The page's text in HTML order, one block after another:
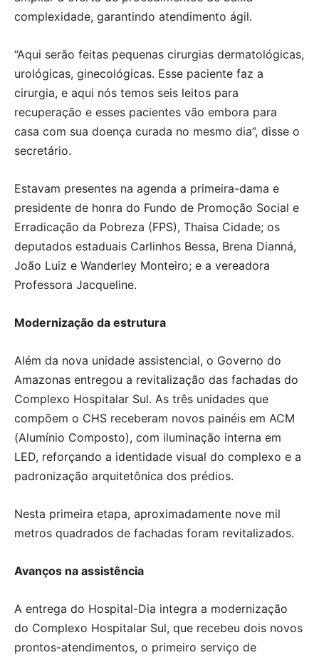
complexidade, garantindo atendimento ágil.
“Aqui serão feitas pequenas cirurgias dermatológicas,
urológicas, ginecológicas. Esse paciente faz a
cirurgia, e aqui nós temos seis leitos para
recuperação e esses pacientes vão embora para
casa com sua doença curada no mesmo dia”, disse o
secretário.
Estavam presentes na agenda a primeira-dama e
presidente de honra do Fundo de Promoção Social e
Erradicação da Pobreza (FPS), Thaisa Cidade; os
deputados estaduais Carlinhos Bessa, Brena Dianná,
João Luiz e Wanderley Monteiro; e a vereadora
Professora Jacqueline.
Modernização da estrutura
Além da nova unidade assistencial, o Governo do
Amazonas entregou a revitalização das fachadas do
Complexo Hospitalar Sul. As três unidades que
compõem o CHS receberam novos painéis em ACM
(Alumínio Composto), com iluminação interna em
LED, reforçando a identidade visual do complexo e a
padronização arquitetônica dos prédios.
Nesta primeira etapa, aproximadamente nove mil
metros quadrados de fachadas foram revitalizados.
Avanços na assistência
A entrega do Hospital-Dia integra a modernização
do Complexo Hospitalar Sul, que recebeu dois novos
prontos-atendimentos, o primeiro serviço de